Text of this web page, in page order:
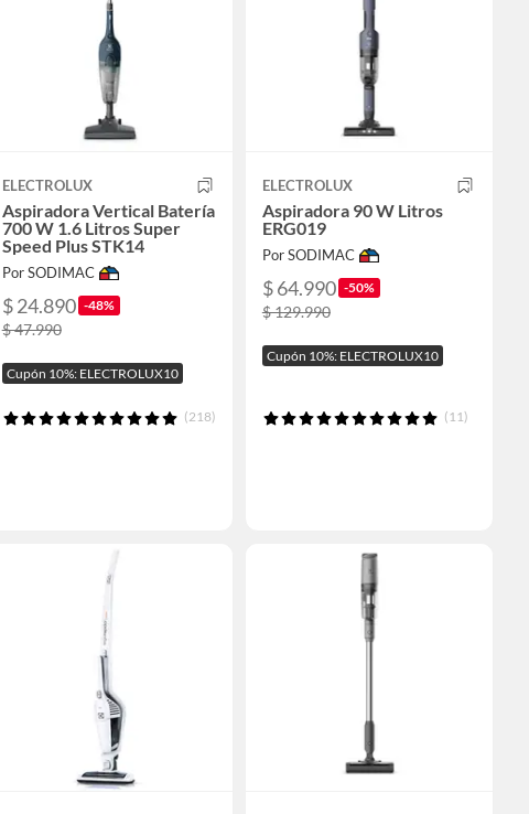
ELECTROLUX
Aspiradora Vertical Batería
700 W 1.6 Litros Super
Speed Plus STK14
Por SODIMAC
$ 24.890 -48%
$ 47.990
Cupón 10%: ELECTROLUX10
(218)
ELECTROLUX
Aspiradora 90 W Litros
ERG019
Por SODIMAC
$ 64.990 -50%
$ 129.990
Cupón 10%: ELECTROLUX10
(11)